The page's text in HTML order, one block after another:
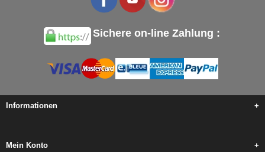
Sichere on-line Zahlung :
Informationen +
Mein Konto +